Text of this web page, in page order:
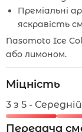
Преміальні
яскравість
Nasomoto Ice
або лимоном.
Міцність
3 з 5 -
Передача